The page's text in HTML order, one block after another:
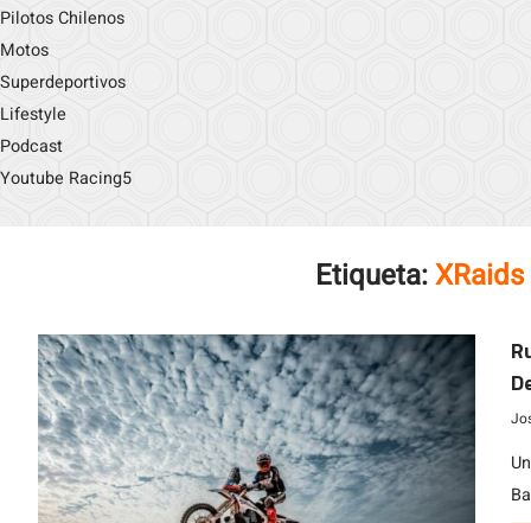
Pilotos Chilenos
Motos
Superdeportivos
Lifestyle
Podcast
Youtube Racing5
Etiqueta: